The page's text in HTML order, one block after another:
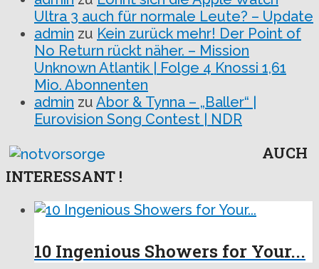
Ultra 3 auch für normale Leute? – Update
admin zu Kein zurück mehr! Der Point of
No Return rückt näher. – Mission
Unknown Atlantik | Folge 4 Knossi 1,61
Mio. Abonnenten
admin zu Abor & Tynna – „Baller“ |
Eurovision Song Contest | NDR
AUCH
INTERESSANT !
10 Ingenious Showers for Your...